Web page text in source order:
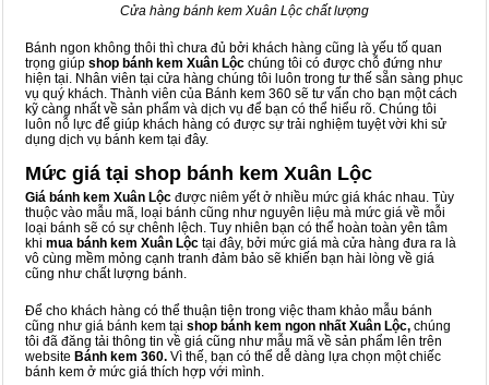
Cửa hàng bánh kem Xuân Lộc chất lượng
Bánh ngon không thôi thì chưa đủ bởi khách hàng cũng là yếu tố quan
trọng giúp shop bánh kem Xuân Lộc chúng tôi có được chỗ đứng như
hiện tại. Nhân viên tại cửa hàng chúng tôi luôn trong tư thế sẵn sàng phục
vụ quý khách. Thành viên của Bánh kem 360 sẽ tư vấn cho bạn một cách
kỹ càng nhất về sản phẩm và dịch vụ để bạn có thể hiểu rõ. Chúng tôi
luôn nỗ lực để giúp khách hàng có được sự trải nghiệm tuyệt vời khi sử
dụng dịch vụ bánh kem tại đây.
Mức giá tại shop bánh kem Xuân Lộc
Giá bánh kem Xuân Lộc được niêm yết ở nhiều mức giá khác nhau. Tùy
thuộc vào mẫu mã, loại bánh cũng như nguyên liệu mà mức giá về mỗi
loại bánh sẽ có sự chênh lệch. Tuy nhiên bạn có thể hoàn toàn yên tâm
khi mua bánh kem Xuân Lộc tại đây, bởi mức giá mà cửa hàng đưa ra là
vô cùng mềm mỏng cạnh tranh đảm bảo sẽ khiến bạn hài lòng về giá
cũng như chất lượng bánh.
Để cho khách hàng có thể thuận tiện trong việc tham khảo mẫu bánh
cũng như giá bánh kem tại shop bánh kem ngon nhất Xuân Lộc, chúng
tôi đã đăng tải thông tin về giá cũng như mẫu mã về sản phẩm lên trên
website Bánh kem 360. Vì thế, bạn có thể dễ dàng lựa chọn một chiếc
bánh kem ở mức giá thích hợp với mình.